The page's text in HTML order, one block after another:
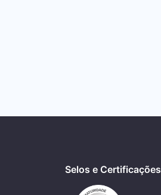
Selos e Certificações